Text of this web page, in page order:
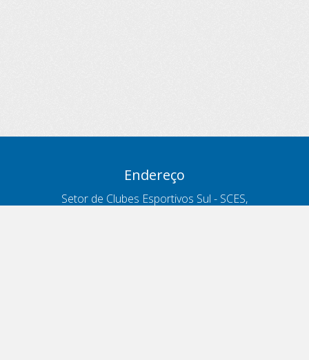
Endereço
Setor de Clubes Esportivos Sul - SCES,